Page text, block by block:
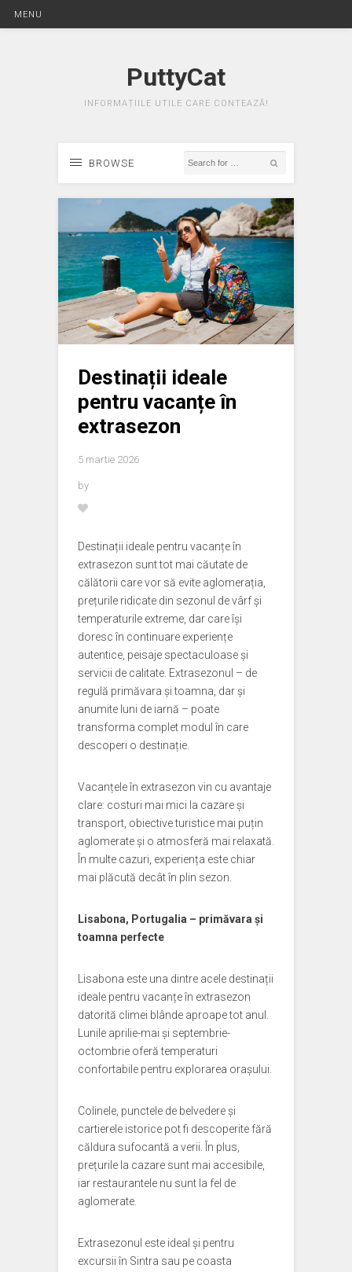
MENU
PuttyCat
INFORMAȚIILE UTILE CARE CONTEAZĂ!
BROWSE
Destinații ideale
pentru vacanțe în
extrasezon
5 martie 2026
by
Destinații ideale pentru vacanțe în
extrasezon sunt tot mai căutate de
călătorii care vor să evite aglomerația,
prețurile ridicate din sezonul de vârf și
temperaturile extreme, dar care își
doresc în continuare experiențe
autentice, peisaje spectaculoase și
servicii de calitate. Extrasezonul – de
regulă primăvara și toamna, dar și
anumite luni de iarnă – poate
transforma complet modul în care
descoperi o destinație.
Vacanțele în extrasezon vin cu avantaje
clare: costuri mai mici la cazare și
transport, obiective turistice mai puțin
aglomerate și o atmosferă mai relaxată.
În multe cazuri, experiența este chiar
mai plăcută decât în plin sezon.
Lisabona, Portugalia – primăvara și
toamna perfecte
Lisabona este una dintre acele destinații
ideale pentru vacanțe în extrasezon
datorită climei blânde aproape tot anul.
Lunile aprilie-mai și septembrie-
octombrie oferă temperaturi
confortabile pentru explorarea orașului.
Colinele, punctele de belvedere și
cartierele istorice pot fi descoperite fără
căldura sufocantă a verii. În plus,
prețurile la cazare sunt mai accesibile,
iar restaurantele nu sunt la fel de
aglomerate.
Extrasezonul este ideal și pentru
excursii în Sintra sau pe coasta